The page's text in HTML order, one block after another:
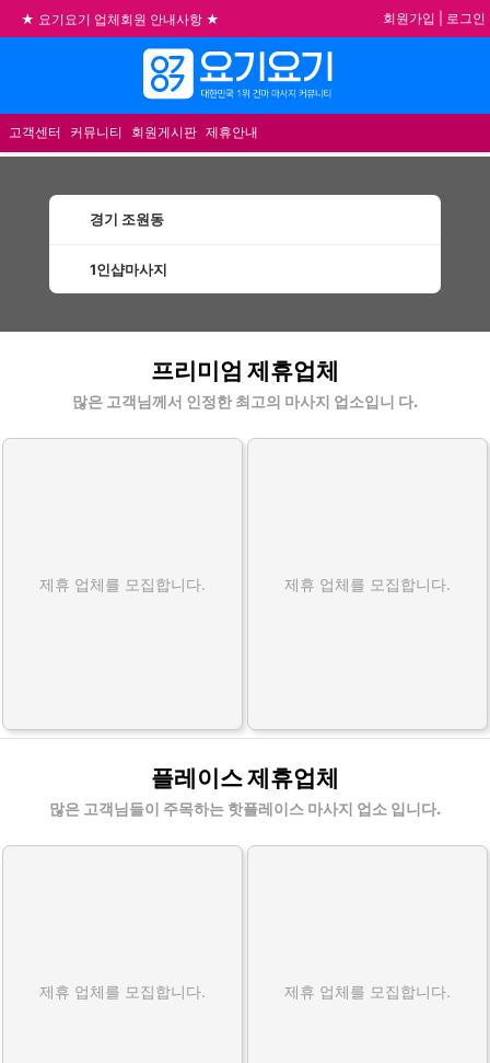
★ 요기요기 업체회원 안내사항 ★
불건전한 게시글은 삭제 및 회원탈퇴 됩니다.
★요기요기 설 연휴 휴무 안내★
회원가입 로그인
고객센터 커뮤니티 회원게시판 제휴안내
경기 조원동
1인샵마사지
프리미엄 제휴업체
많은 고객님께서 인정한 최고의 마사지 업소입니 다.
제휴 업체를 모집합니다. 제휴 업체를 모집합니다.
플레이스 제휴업체
많은 고객님들이 주목하는 핫플레이스 마사지 업소 입니다.
제휴 업체를 모집합니다. 제휴 업체를 모집합니다.